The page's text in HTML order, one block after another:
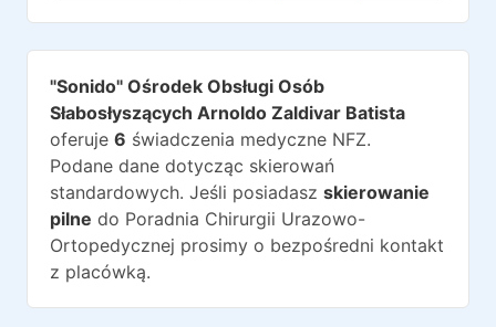
"Sonido" Ośrodek Obsługi Osób
Słabosłyszących Arnoldo Zaldivar Batista
oferuje 6 świadczenia medyczne NFZ.
Podane dane dotycząc skierowań
standardowych. Jeśli posiadasz skierowanie
pilne do Poradnia Chirurgii Urazowo-
Ortopedycznej prosimy o bezpośredni kontakt
z placówką.